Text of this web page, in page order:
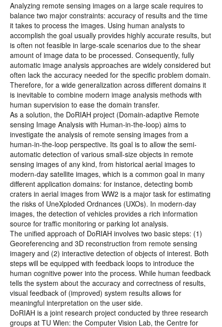
Analyzing remote sensing images on a large scale requires to
balance two major constraints: accuracy of results and the time
it takes to process the images. Using human analysts to
accomplish the goal usually provides highly accurate results, but
is often not feasible in large-scale scenarios due to the shear
amount of image data to be processed. Consequently, fully
automatic image analysis approaches are widely considered but
often lack the accuracy needed for the specific problem domain.
Therefore, for a wide generalization across different domains it
is inevitable to combine modern image analysis methods with
human supervision to ease the domain transfer.
As a solution, the DoRIAH project (Domain-adaptive Remote
sensing Image Analysis with Human-in-the-loop) aims to
investigate the analysis of remote sensing images from a
human-in-the-loop perspective. Its goal is to allow the semi-
automatic detection of various small-size objects in remote
sensing images of any kind, from historical aerial images to
modern-day satellite images, which is a common goal in many
different application domains: for instance, detecting bomb
craters in aerial images from WW2 is a major task for estimating
the risks of UneXploded Ordnances (UXOs). In modern-day
images, the detection of vehicles provides a rich information
source for traffic monitoring or parking lot analysis.
The unified approach of DoRIAH involves two basic steps: (1)
Georeferencing and 3D reconstruction from remote sensing
imagery and (2) interactive detection of objects of interest. Both
steps will be equipped with feedback loops to introduce the
human cognitive power into the process. While human feedback
tells the system about the accuracy and correctness of results,
visual feedback of (improved) system results allows for
meaningful interpretation on the user side.
DoRIAH is a joint research project conducted by three research
groups at TU Wien: the Computer Vision Lab, the Centre for